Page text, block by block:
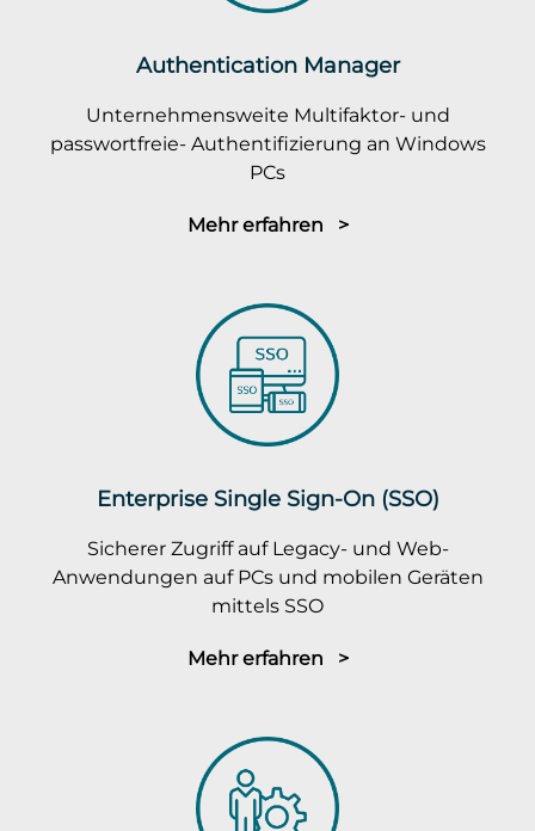
Authentication Manager
Unternehmensweite Multifaktor- und
passwortfreie- Authentifizierung an Windows
PCs
Mehr erfahren >
Enterprise Single Sign-On (SSO)
Sicherer Zugriff auf Legacy- und Web-
Anwendungen auf PCs und mobilen Geräten
mittels SSO
Mehr erfahren >